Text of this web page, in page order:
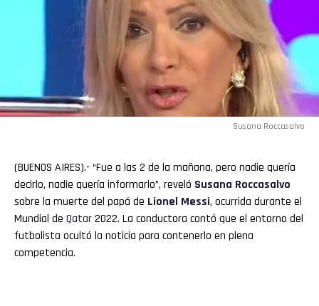
Susana Roccasalvo
(BUENOS AIRES).- “Fue a las 2 de la mañana, pero nadie quería
decirlo, nadie quería informarlo”, reveló Susana Roccasalvo
sobre la muerte del papá de Lionel Messi, ocurrida durante el
Mundial de Qatar2022. La conductora contó que el entorno del
futbolista ocultó la noticia para contenerlo en plena
competencia.